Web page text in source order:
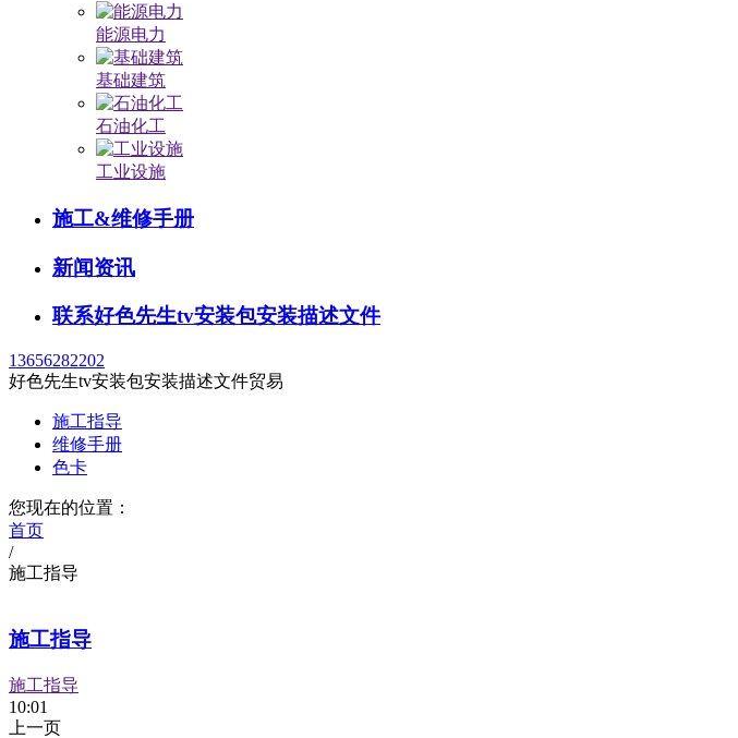
能源电力
基础建筑
石油化工
工业设施
施工&维修手册
新闻资讯
联系好色先生tv安装包安装描述文件
13656282202
好色先生tv安装包安装描述文件贸易
施工指导
维修手册
色卡
您现在的位置：
首页
/
施工指导
施工指导
施工指导
10:01
上一页